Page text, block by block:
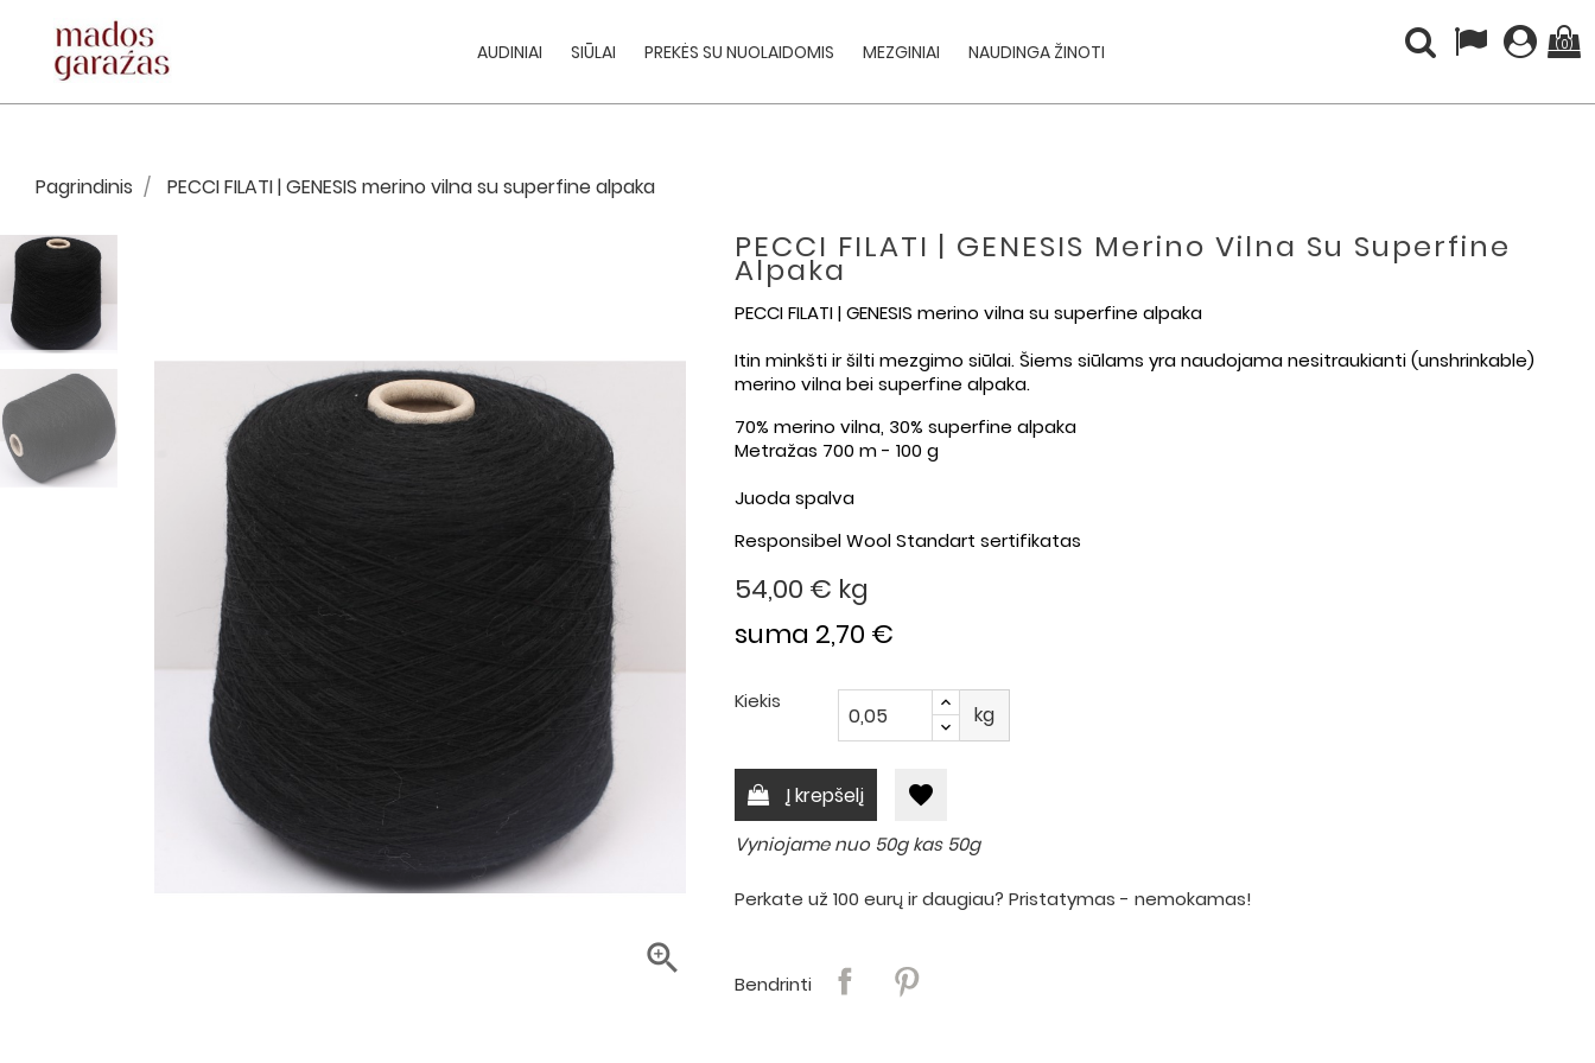
AUDINIAI SIŪLAI PREKĖS SU NUOLAIDOMIS MEZGINIAI NAUDINGA ŽINOTI (0)
Pagrindinis PECCI FILATI | GENESIS merino vilna su superfine alpaka

PECCI FILATI | GENESIS Merino Vilna Su Superfine
Alpaka
PECCI FILATI | GENESIS merino vilna su superfine alpaka
Itin minkšti ir šilti mezgimo siūlai. Šiems siūlams yra naudojama nesitraukianti (unshrinkable)
merino vilna bei superfine alpaka.
70% merino vilna, 30% superfine alpaka
Metražas 700 m - 100 g
Juoda spalva
Responsibel Wool Standart sertifikatas
54,00 € kg
suma 2,70 €
Kiekis
kg
Į krepšelį favorite
Vyniojame nuo 50g kas 50g
Perkate už 100 eurų ir daugiau? Pristatymas - nemokamas!
Bendrinti